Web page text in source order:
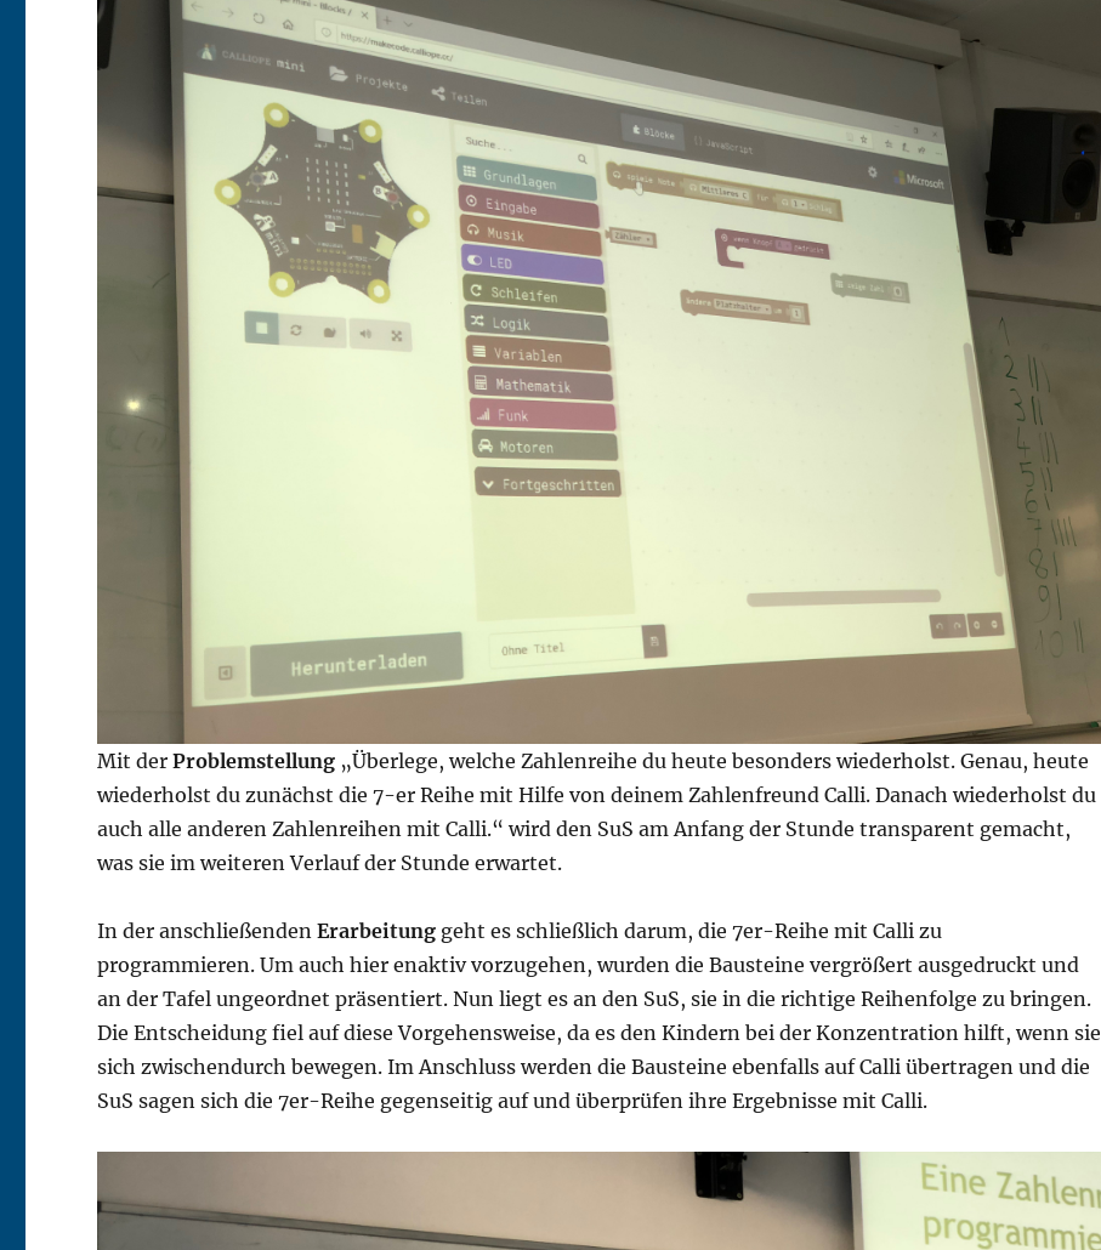
Mit derProblemstellung „Überlege, welche Zahlenreihe du heute besonders wiederholst. Genau, heute
wiederholst du zunächst die 7-er Reihe mit Hilfe von deinem Zahlenfreund Calli. Danach wiederholst du
auch alle anderen Zahlenreihen mit Calli.“ wird den SuS am Anfang der Stunde transparent gemacht,
was sie im weiteren Verlauf der Stunde erwartet.
In der anschließendenErarbeitung geht es schließlich darum, die 7er-Reihe mit Calli zu
programmieren. Um auch hier enaktiv vorzugehen, wurden die Bausteine vergrößert ausgedruckt und
an der Tafel ungeordnet präsentiert. Nun liegt es an den SuS, sie in die richtige Reihenfolge zu bringen.
Die Entscheidung fiel auf diese Vorgehensweise, da es den Kindern bei der Konzentration hilft, wenn sie
sich zwischendurch bewegen. Im Anschluss werden die Bausteine ebenfalls auf Calli übertragen und die
SuS sagen sich die 7er-Reihe gegenseitig auf und überprüfen ihre Ergebnisse mit Calli.